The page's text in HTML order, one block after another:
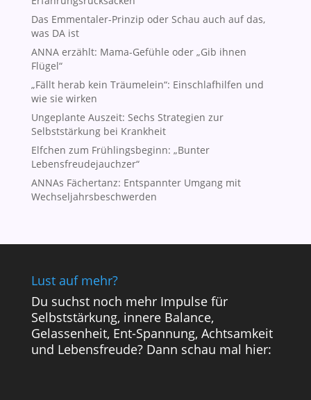
Das Emmentaler-Prinzip oder Schau auch auf das,
was DA ist
ANNA erzählt: Mama-Gefühle oder „Gib ihnen
Flügel“
„Fällt herab kein Träumelein“: Einschlafhilfen und
wie sie wirken
Ungeplante Auszeit: Sechs Strategien zur
Selbststärkung bei Krankheit
Elfchen zum Frühlingsbeginn: „Bunter
Lebensfreudejauchzer“
ANNAs Fächertanz: Entspannter Umgang mit
Wechseljahrsbeschwerden
Lust auf mehr?
Du suchst noch mehr Impulse für
Selbststärkung, innere Balance,
Gelassenheit, Ent-Spannung, Achtsamkeit
und Lebensfreude? Dann schau mal hier: